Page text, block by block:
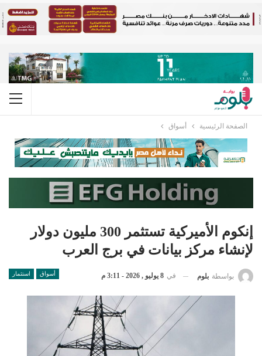
الصفحة الرئيسية أسواق
إنكوم الأميركية تستثمر 300 مليون دولار
لإنشاء مركز بيانات في برج العرب
أسواق استثمار بواسطة بلوم في 8 يوليو , 2026 - 3:11 م